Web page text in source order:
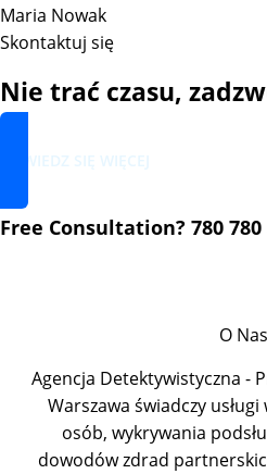
Maria Nowak
Skontaktuj się
Nie trać czasu,
DOWIEDZ SIĘ WIĘCEJ
Free Consultation? 780 780
O Nas
Agencja Detektywistyczna -
Warszawa świadczy
osób, wykrywania
dowodów zdrad